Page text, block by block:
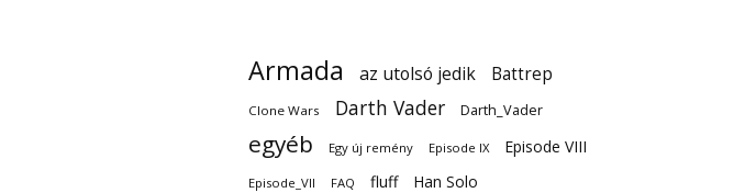
Armada az utolsó jedik Battrep
Clone Wars Darth Vader Darth_Vader
egyéb Egy új remény Episode IX Episode VIII
Episode_VII FAQ fluff Han Solo